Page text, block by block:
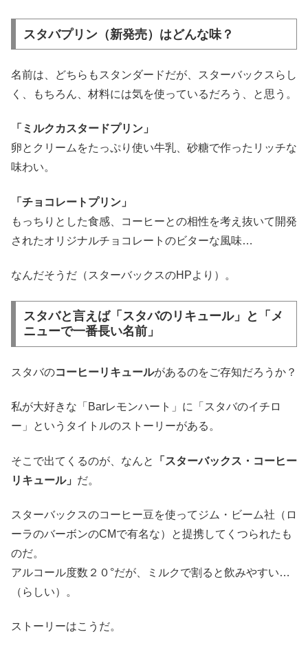
スタバプリン（新発売）はどんな味？
名前は、どちらもスタンダードだが、スターバックスらし
く、もちろん、材料には気を使っているだろう、と思う。
「ミルクカスタードプリン」
卵とクリームをたっぷり使い牛乳、砂糖で作ったリッチな
味わい。
「チョコレートプリン」
もっちりとした食感、コーヒーとの相性を考え抜いて開発
されたオリジナルチョコレートのビターな風味…
なんだそうだ（スターバックスのHPより）。
スタバと言えば「スタバのリキュール」と「メ
ニューで一番長い名前」
スタバのコーヒーリキュールがあるのをご存知だろうか？
私が大好きな「Barレモンハート」に「スタバのイチロ
ー」というタイトルのストーリーがある。
そこで出てくるのが、なんと
「スターバックス・コーヒー
リキュール」 だ。
スターバックスのコーヒー豆を使ってジム・ビーム社（ロ
ーラのバーボンのCMで有名な）と提携してくつられたも
のだ。
アルコール度数２０°だが、ミルクで割ると飲みやすい…
（らしい）。
ストーリーはこうだ。